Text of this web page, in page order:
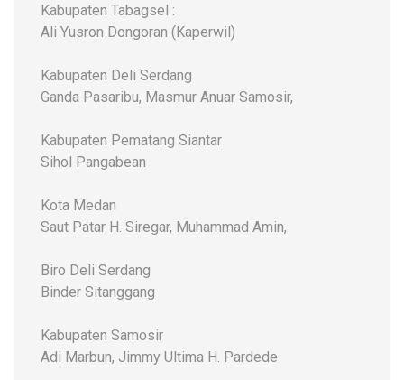
Kabupaten Tabagsel :
Ali Yusron Dongoran (Kaperwil)
Kabupaten Deli Serdang
Ganda Pasaribu, Masmur Anuar Samosir,
Kabupaten Pematang Siantar
Sihol Pangabean
Kota Medan
Saut Patar H. Siregar, Muhammad Amin,
Biro Deli Serdang
Binder Sitanggang
Kabupaten Samosir
Adi Marbun, Jimmy Ultima H. Pardede